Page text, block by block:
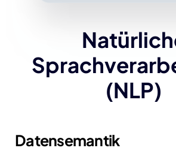
(NLP)
Datensemantik